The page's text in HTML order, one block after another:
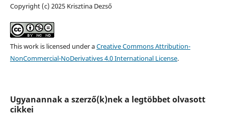
Copyright (c) 2025 Krisztina Dezső
This work is licensed under aCreative Commons Attribution-
NonCommercial-NoDerivatives 4.0 International License.
Ugyanannak a szerző(k)nek a legtöbbet olvasott
cikkei